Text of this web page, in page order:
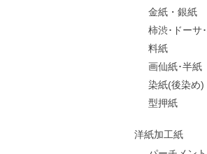
金紙・銀紙
柿渋･ドーサ
料紙
画仙紙･半紙
染紙(後染め)
型押紙
洋紙加工紙